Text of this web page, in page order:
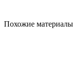
Похожие материалы